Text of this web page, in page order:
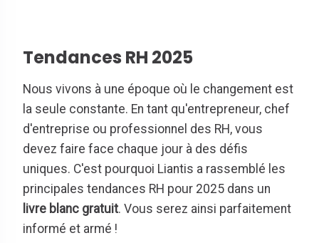
Tendances RH 2025
Nous vivons à une époque où le changement est
la seule constante. En tant qu'entrepreneur, chef
d'entreprise ou professionnel des RH, vous
devez faire face chaque jour à des défis
uniques. C'est pourquoi Liantis a rassemblé les
principales tendances RH pour 2025 dans un
livre blanc gratuit. Vous serez ainsi parfaitement
informé et armé !